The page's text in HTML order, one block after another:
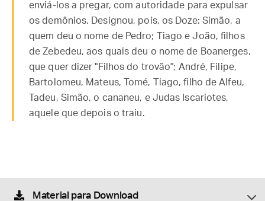
enviá-los a pregar, com autoridade para expulsar
os demônios. Designou, pois, os Doze: Simão, a
quem deu o nome de Pedro; Tiago e João, filhos
de Zebedeu, aos quais deu o nome de Boanerges,
que quer dizer "Filhos do trovão"; André, Filipe,
Bartolomeu, Mateus, Tomé, Tiago, filho de Alfeu,
Tadeu, Simão, o cananeu, e Judas Iscariotes,
aquele que depois o traiu.
Material para Download